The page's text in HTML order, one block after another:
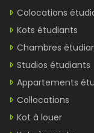
Colocations
Kots étudiants
Chambres
Studios étudiants
Appartements
Collocations
Kot à louer